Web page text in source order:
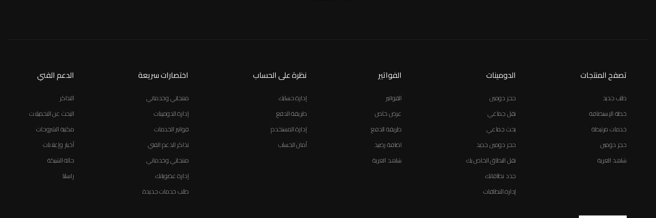
تصفح المنتجات
طلب جديد
خطة الإستضافة
خدمات مرتبطة
حجز دومين
شاهد العربة
الدومينات
حجز دومين
نقل جماعي
بحث جماعي
حجز دومين جديد
نقل النطاق الخاص بك
جدد نطاقاتك
إدارة النطاقات
الفواتير
الفواتير
عرض خاص
طريقة الدفع
اضافة رصيد
شاهد العربة
نظرة على الحساب
إدارة حسابك
طريقة الدفع
إدارة المستخدم
أمان الحساب
اختصارات سريعة
منتجاتي وخدماتي
إدارة الدومينات
فواتير الخدمات
تذاكر الدعم الفني
منتجاتي وخدماتي
إدارة عضوياتك
طلب خدمات جديدة
الدعم الفني
التذاكر
البحث عن التحميلات
مكتبة الشروحات
أخبار وإعلانات
حالة الشبكة
راسلنا